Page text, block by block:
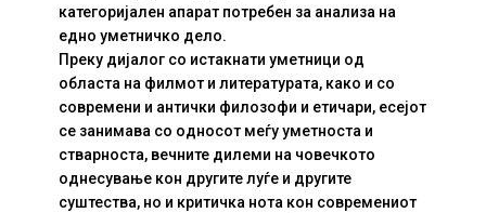
категоријален апарат потребен за анализа на
едно уметничко дело.
Преку дијалог со истакнати уметници од
областа на филмот и литературата, како и со
современи и антички филозофи и етичари, есејот
се занимава со односот меѓу уметноста и
стварноста, вечните дилеми на човечкото
однесување кон другите луѓе и другите
суштества, но и критичка нота кон современиот